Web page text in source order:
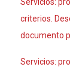
criterios.
documento
Servicios: